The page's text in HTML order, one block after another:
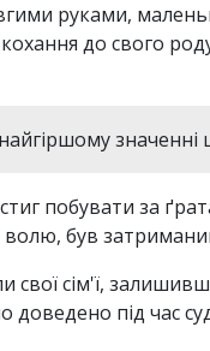
руками,
до свого роду
значенні
побувати за
був затриманий
сім'ї,
під час